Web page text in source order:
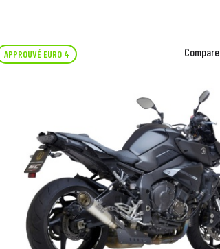
APPROUVÉ EURO 4 Compare